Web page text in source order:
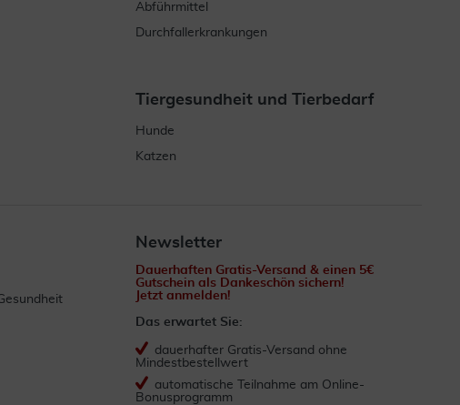
Abführmittel
Durchfallerkrankungen
Tiergesundheit und Tierbedarf
Hunde
Katzen
Newsletter
Dauerhaften Gratis-Versand & einen 5€
Gutschein als Dankeschön sichern!
Jetzt anmelden!
Das erwartet Sie:
dauerhafter Gratis-Versand ohne
Mindestbestellwert
automatische Teilnahme am Online-
Bonusprogramm